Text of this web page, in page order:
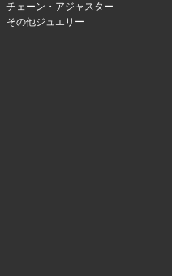
チェーン・アジャスター
その他ジュエリー